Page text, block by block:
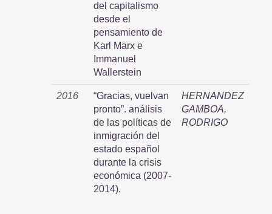
del capitalismo
desde el
pensamiento de
Karl Marx e
Immanuel
Wallerstein
2016
“Gracias, vuelvan
pronto”. análisis
de las políticas de
inmigración del
estado español
durante la crisis
económica (2007-
2014).
HERNANDEZ
GAMBOA,
RODRIGO